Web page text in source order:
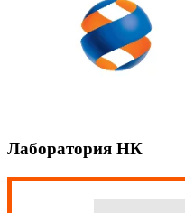
Лаборатория НК